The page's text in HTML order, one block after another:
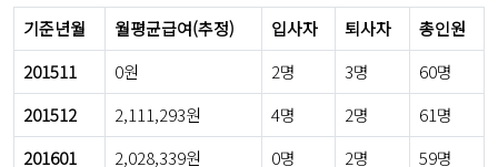
기준년월 월평균급여(추정) 입사자 퇴사자
총인원
201511
0원 2명 3명
60명
201512
2,111,293원 4명 2명
61명
201601
2,028,339원 0명 2명
59명